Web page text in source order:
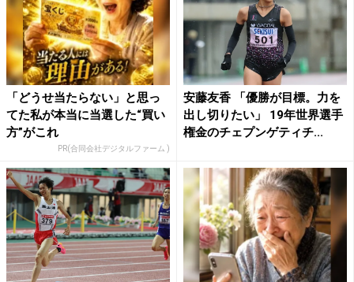
「どうせ当たらない」と思っ
てた私が本当に当選した“買い
方”がこれ
PR(合同会社デジタルファーム )
安藤友香 「優勝が目標。力を
出し切りたい」 19年世界選手
権金のチェプンゲティチ...